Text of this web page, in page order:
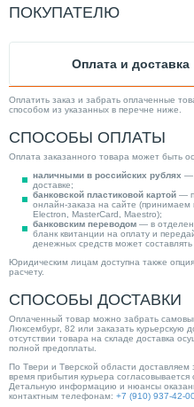
ПОКУПАТЕЛЮ
Оплата и доставка
Оплатить заказ и забрать оплаченные
способом из указанных в перечне ниже.
СПОСОБЫ ОПЛАТЫ
Оплата заказанного товара может быть
наличными в российских рублях —
доставке;
банковской пластиковой картой —
онлайн-заказа на сайте
Electron, MasterCard, Maestro);
банковским переводом — в
бланк квитанции на оплату и
денежных средств может
Юридическим лицам доступна также
расчету.
СПОСОБЫ ДОСТАВКИ
Оплаченный товар можно забрать
Люксембург, 82 или заказать курьерскую
отсутствии товара на складе доставка
полной предоплаты.
По Твери и Тверской области доставляем
время прибытия курьера согласовывается
Детальную информацию и нюансы
контактным телефонам: +7 (910) 937-42-